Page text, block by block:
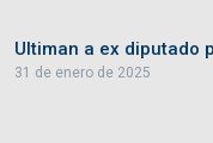
Ultiman a ex diputado
31 de enero de 2025